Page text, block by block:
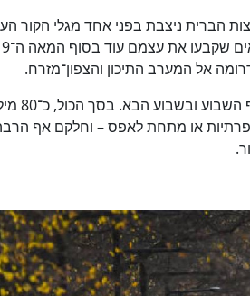
הברית ניצבת בפני אחד מגלי הקור
אל המערב התיכון והצפון־מזרח.
או מתחת לאפס – וחלקם אף